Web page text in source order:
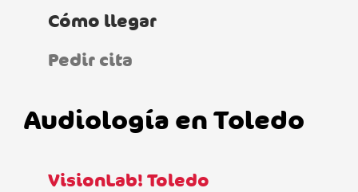
Cómo llegar
Pedir cita
Audiología en Toledo
VisionLab! Toledo